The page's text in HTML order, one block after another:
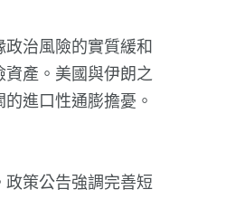
治風險的實質緩和
產。美國與伊朗之
進口性通膨擔憂。
策公告強調完善短